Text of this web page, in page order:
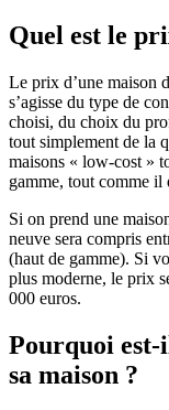
Quel est le
Le prix d’une maison
s’agisse du type de
choisi, du choix du
tout simplement de la
maisons « low-cost »
gamme, tout comme il
Si on prend une
neuve sera compris
(haut de gamme). Si
plus moderne, le prix
000 euros.
Pourquoi
sa maison ?